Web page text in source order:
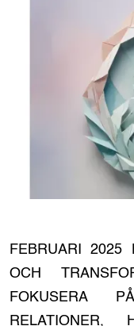
FEBRUARI 2025
OCH
FOKUSERA